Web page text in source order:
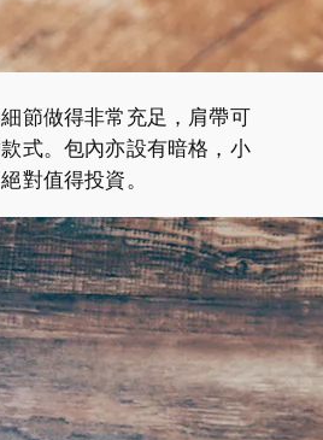
節做得非常充足，肩帶可
式。包內亦設有暗格，小
對值得投資。